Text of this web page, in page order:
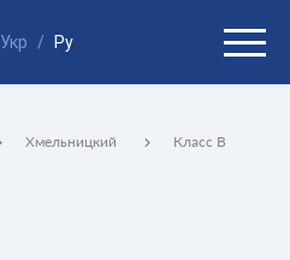
Укр / Ру
Хмельницкий Класс B